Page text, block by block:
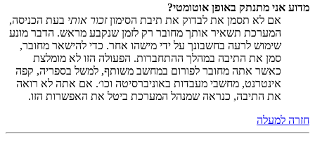
מדוע אני מתנתק באופן אוטומטי?
אם לא תסמן את לבדוק את תיבת הסימוןזכור אותי בעת הכניסה,
המערכת תשאיר אותך מחובר רק לזמן שנקבע מראש. הדבר מונע
שימוש לרעה בחשבונך על ידי מישהו אחר. כדי להישאר מחובר,
סמן את התיבה במהלך ההתחברות. הפעולה הזו לא מומלצת
כאשר אתה מחובר לפורום במחשב משותף, למשל בספריה, קפה
אינטרנט, מחשבי מעבדות באוניברסיטה וכו׳. אם אתה לא רואה
את התיבה, כנראה שמנהל המערכת ביטל את האפשרות הזו.
חזרה למעלה